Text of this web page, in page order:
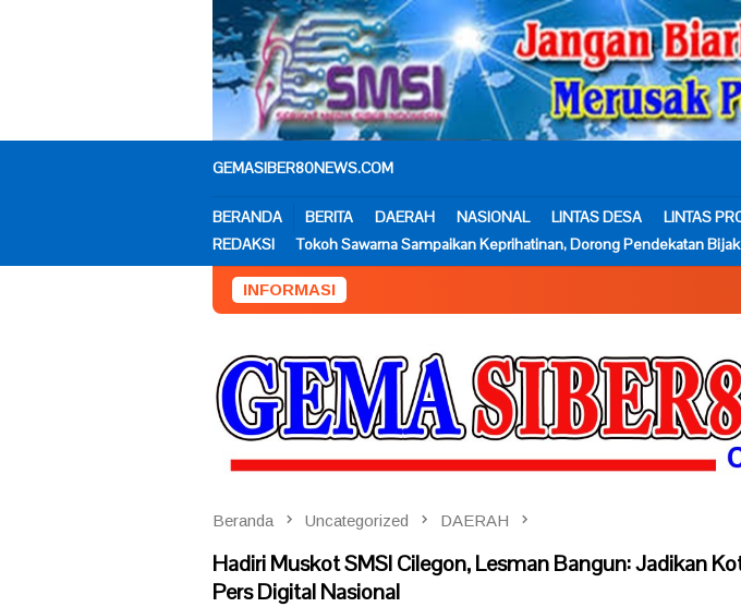
GEMASIBER80NEWS.COM
BERANDA BERITA DAERAH NASIONAL LINTAS DESA LINTAS
REDAKSI
Tokoh Sawarna Sampaikan Keprihatinan, Dorong Pendekatan
INFORMASI
Beranda Uncategorized DAERAH
Hadiri Muskot SMSI Cilegon, Lesman Bangun: Jadikan
Pers Digital Nasional